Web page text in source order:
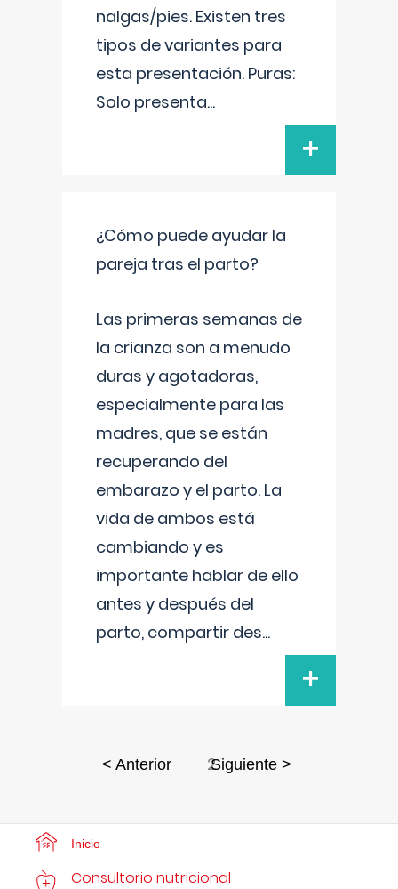
nalgas/pies. Existen tres
tipos de variantes para
esta presentación. Puras:
Solo presenta...
+
¿Cómo puede ayudar la
pareja tras el parto?
Las primeras semanas de
la crianza son a menudo
duras y agotadoras,
especialmente para las
madres, que se están
recuperando del
embarazo y el parto. La
vida de ambos está
cambiando y es
importante hablar de ello
antes y después del
parto, compartir des...
+
< Anterior 2Siguiente >
Inicio
Consultorio nutricional